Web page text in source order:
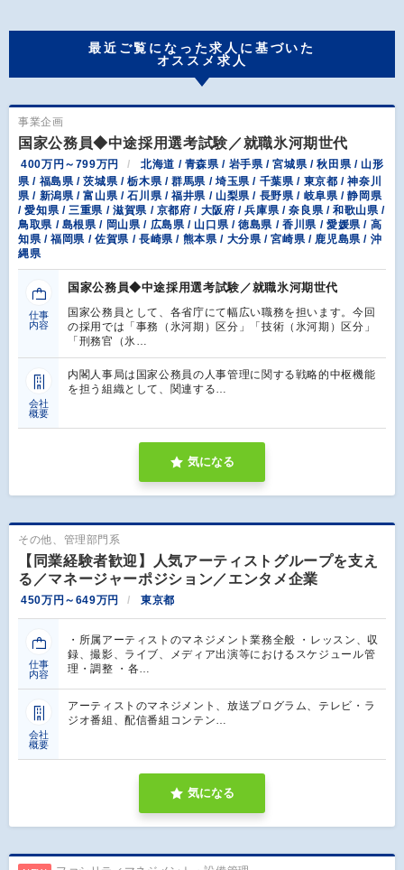
最近ご覧になった求人に基づいた
オススメ求人
事業企画
国家公務員◆中途採用選考試験／就職氷河期世代
400万円～799万円
北海道 / 青森県 / 岩手県 / 宮城県 / 秋田県 / 山形
県 / 福島県 / 茨城県 / 栃木県 / 群馬県 / 埼玉県 / 千葉県 / 東京都 / 神奈川
県 / 新潟県 / 富山県 / 石川県 / 福井県 / 山梨県 / 長野県 / 岐阜県 / 静岡県
/ 愛知県 / 三重県 / 滋賀県 / 京都府 / 大阪府 / 兵庫県 / 奈良県 / 和歌山県 /
鳥取県 / 島根県 / 岡山県 / 広島県 / 山口県 / 徳島県 / 香川県 / 愛媛県 / 高
知県 / 福岡県 / 佐賀県 / 長崎県 / 熊本県 / 大分県 / 宮崎県 / 鹿児島県 / 沖
縄県
仕事
内容
国家公務員◆中途採用選考試験／就職氷河期世代
国家公務員として、各省庁にて幅広い職務を担います。今回
の採用では「事務（氷河期）区分」「技術（氷河期）区分」
「刑務官（氷…
会社
概要
内閣⼈事局は国家公務員の⼈事管理に関する戦略的中枢機能
を担う組織として、関連する…
気になる
その他、管理部門系
【同業経験者歓迎】人気アーティストグループを支え
る／マネージャーポジション／エンタメ企業
450万円～649万円 東京都
仕事
内容
・所属アーティストのマネジメント業務全般 ・レッスン、収
録、撮影、ライブ、メディア出演等におけるスケジュール管
理・調整 ・各…
会社
概要
アーティストのマネジメント、放送プログラム、テレビ・ラ
ジオ番組、配信番組コンテン…
気になる